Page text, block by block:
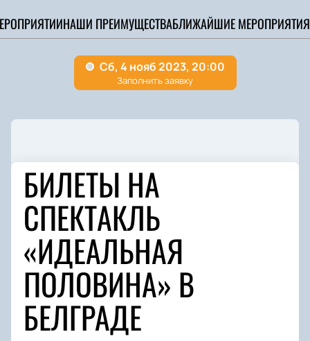
НАШИ ПРЕИМУЩЕСТВАБЛИЖАЙШИЕ МЕРОПРИЯТИЯ
БИЛЕТЫ НА
СПЕКТАКЛЬ
«ИДЕАЛЬНАЯ
ПОЛОВИНА» В
БЕЛГРАДЕ